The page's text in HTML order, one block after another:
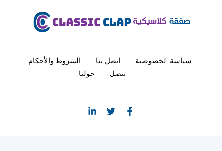
سياسة الخصوصية اتصل بنا
الشروط والأحكام
تنصل
حولنا